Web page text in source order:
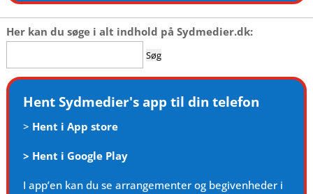
Her kan du søge i alt indhold på Sydmedier.dk:
efter:
Hent Sydmedier's app til din telefon
> Hent i App store
> Hent i Google Play
I app’en kan du se arrangementer og begivenheder i